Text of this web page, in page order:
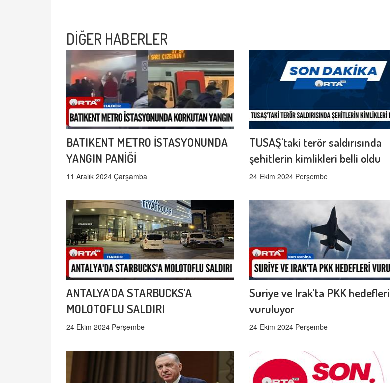
DİĞER HABERLER
BATIKENT METRO İSTASYONUNDA
YANGIN PANİĞİ
11 Aralık 2024 Çarşamba
TUSAŞ'taki terör saldırısında
şehitlerin kimlikleri belli oldu
24 Ekim 2024 Perşembe
ANTALYA'DA STARBUCKS'A
MOLOTOFLU SALDIRI
24 Ekim 2024 Perşembe
Suriye ve Irak'ta PKK hedefleri
vuruluyor
24 Ekim 2024 Perşembe